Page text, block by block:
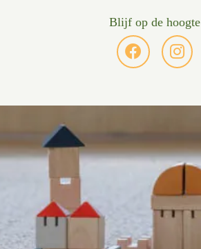
Blijf op de hoogte